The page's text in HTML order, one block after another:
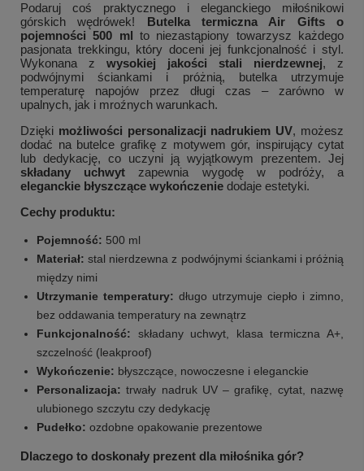
Podaruj coś praktycznego i eleganckiego miłośnikowi
górskich wędrówek! Butelka termiczna Air Gifts o
pojemności 500 ml to niezastąpiony towarzysz każdego
pasjonata trekkingu, który doceni jej funkcjonalność i styl.
Wykonana z wysokiej jakości stali nierdzewnej, z
podwójnymi ściankami i próżnią, butelka utrzymuje
temperaturę napojów przez długi czas – zarówno w
upalnych, jak i mroźnych warunkach.
Dzięki możliwości personalizacji nadrukiem UV, możesz
dodać na butelce grafikę z motywem gór, inspirujący cytat
lub dedykację, co uczyni ją wyjątkowym prezentem. Jej
składany uchwyt zapewnia wygodę w podróży, a
eleganckie błyszczące wykończenie dodaje estetyki.
Cechy produktu:
Pojemność: 500 ml
Materiał: stal nierdzewna z podwójnymi ściankami i próżnią
między nimi
Utrzymanie temperatury: długo utrzymuje ciepło i zimno,
bez oddawania temperatury na zewnątrz
Funkcjonalność: składany uchwyt, klasa termiczna A+,
szczelność (leakproof)
Wykończenie: błyszczące, nowoczesne i eleganckie
Personalizacja: trwały nadruk UV – grafikę, cytat, nazwę
ulubionego szczytu czy dedykację
Pudełko: ozdobne opakowanie prezentowe
Dlaczego to doskonały prezent dla miłośnika gór?